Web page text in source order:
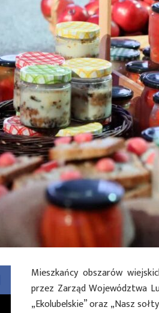
Mieszkańcy obszarów
przez Zarząd Województwa
„Ekolubelskie” oraz „Nasz